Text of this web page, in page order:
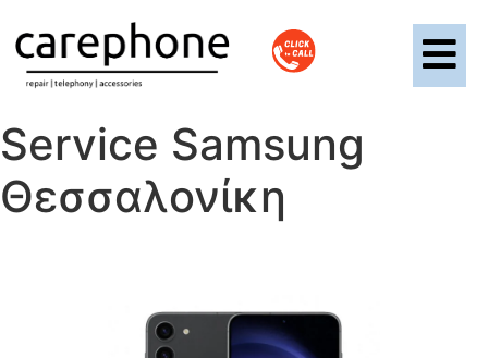
Service Samsung
Θεσσαλονίκη